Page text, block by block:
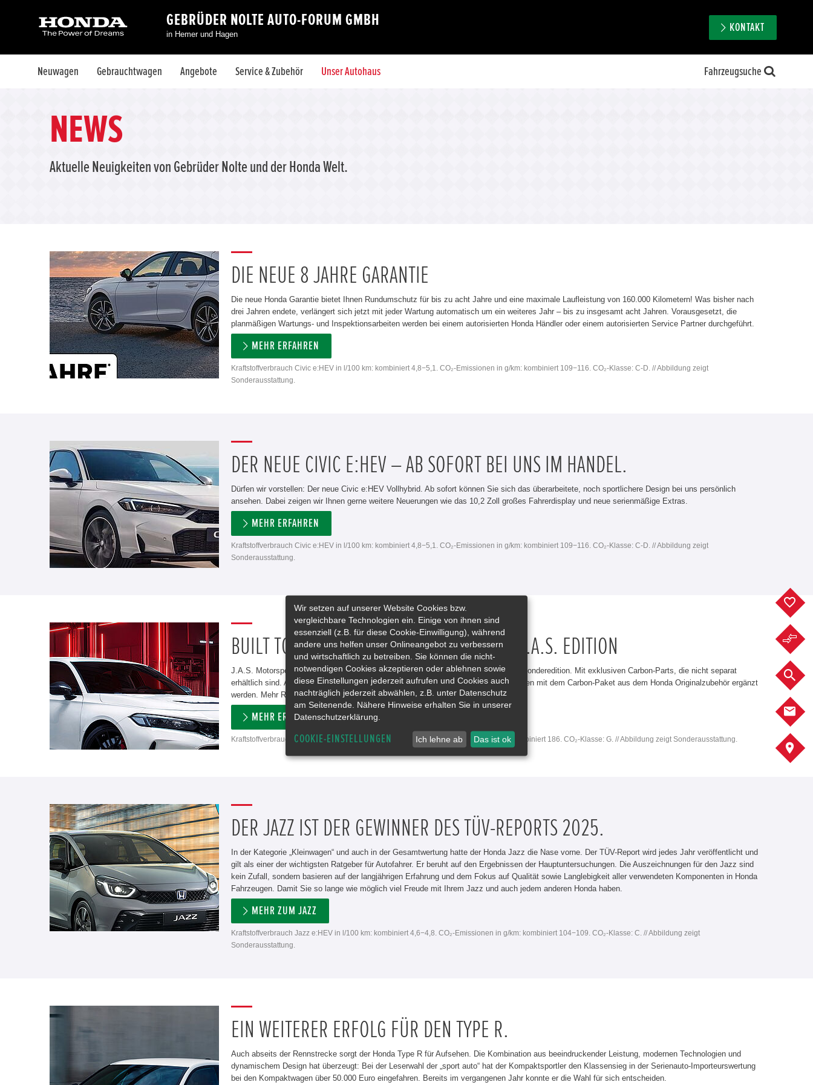
GEBRÜDER NOLTE AUTO-FORUM GMBH
in Hemer und Hagen
KONTAKT
Neuwagen Gebrauchtwagen Angebote Service & Zubehör Unser Autohaus Fahrzeugsuche
NEWS
Aktuelle Neuigkeiten von Gebrüder Nolte und der Honda Welt.
DIE NEUE 8 JAHRE GARANTIE
Die neue Honda Garantie bietet Ihnen Rundumschutz für bis zu acht Jahre und eine maximale Laufleistung von 160.000 Kilometern! Was bisher nach
drei Jahren endete, verlängert sich jetzt mit jeder Wartung automatisch um ein weiteres Jahr – bis zu insgesamt acht Jahren. Vorausgesetzt, die
planmäßigen Wartungs- und Inspektionsarbeiten werden bei einem autorisierten Honda Händler oder einem autorisierten Service Partner durchgeführt.
MEHR ERFAHREN
Kraftstoffverbrauch Civic e:HEV in l/100 km: kombiniert 4,8−5,1. CO₂-Emissionen in g/km: kombiniert 109−116. CO₂-Klasse: C-D. // Abbildung zeigt
Sonderausstattung.
DER NEUE CIVIC E:HEV – AB SOFORT BEI UNS IM HANDEL.
Dürfen wir vorstellen: Der neue Civic e:HEV Vollhybrid. Ab sofort können Sie sich das überarbeitete, noch sportlichere Design bei uns persönlich
ansehen. Dabei zeigen wir Ihnen gerne weitere Neuerungen wie das 10,2 Zoll großes Fahrerdisplay und neue serienmäßige Extras.
MEHR ERFAHREN
Kraftstoffverbrauch Civic e:HEV in l/100 km: kombiniert 4,8−5,1. CO₂-Emissionen in g/km: kombiniert 109−116. CO₂-Klasse: C-D. // Abbildung zeigt
Sonderausstattung.
BUILT TO PERFORM: HONDA CIVIC TYPE R J.A.S. EDITION
J.A.S. Motorsport ist seit 1998 Honda Racing-Partner und Entwickler der neuesten Sonderedition. Mit exklusiven Carbon-Parts, die nicht separat
erhältlich sind. Alle J.A.S. Komponenten sind aus echtem Carbon gefertigt und können mit dem Carbon-Paket aus dem Honda Originalzubehör ergänzt
werden. Mehr Rennsport-Feeling geht nicht. Jetzt bei uns verfügbar.
MEHR ERFAHREN
Kraftstoffverbrauch Civic Type R in l/100 km: kombiniert 8,2. CO₂-Emissionen in g/km: kombiniert 186. CO₂-Klasse: G. // Abbildung zeigt Sonderausstattung.
DER JAZZ IST DER GEWINNER DES TÜV-REPORTS 2025.
In der Kategorie „Kleinwagen“ und auch in der Gesamtwertung hatte der Honda Jazz die Nase vorne. Der TÜV-Report wird jedes Jahr veröffentlicht und
gilt als einer der wichtigsten Ratgeber für Autofahrer. Er beruht auf den Ergebnissen der Hauptuntersuchungen. Die Auszeichnungen für den Jazz sind
kein Zufall, sondern basieren auf der langjährigen Erfahrung und dem Fokus auf Qualität sowie Langlebigkeit aller verwendeten Komponenten in Honda
Fahrzeugen. Damit Sie so lange wie möglich viel Freude mit Ihrem Jazz und auch jedem anderen Honda haben.
MEHR ZUM JAZZ
Kraftstoffverbrauch Jazz e:HEV in l/100 km: kombiniert 4,6−4,8. CO₂-Emissionen in g/km: kombiniert 104−109. CO₂-Klasse: C. // Abbildung zeigt
Sonderausstattung.
EIN WEITERER ERFOLG FÜR DEN TYPE R.
Auch abseits der Rennstrecke sorgt der Honda Type R für Aufsehen. Die Kombination aus beeindruckender Leistung, modernen Technologien und
dynamischem Design hat überzeugt: Bei der Leserwahl der „sport auto“ hat der Kompaktsportler den Klassensieg in der Serienauto-Importeurswertung
bei den Kompaktwagen über 50.000 Euro eingefahren. Bereits im vergangenen Jahr konnte er die Wahl für sich entscheiden.
Wir setzen auf unserer Website Cookies bzw.
vergleichbare Technologien ein. Einige von ihnen sind
essenziell (z.B. für diese Cookie-Einwilligung), während
andere uns helfen unser Onlineangebot zu verbessern
und wirtschaftlich zu betreiben. Sie können die nicht-
notwendigen Cookies akzeptieren oder ablehnen sowie
diese Einstellungen jederzeit aufrufen und Cookies auch
nachträglich jederzeit abwählen, z.B. unter Datenschutz
am Seitenende. Nähere Hinweise erhalten Sie in unserer
Datenschutzerklärung.
COOKIE-EINSTELLUNGEN Ich lehne ab Das ist ok